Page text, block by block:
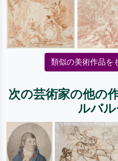
類似の美術作品を
次の芸術家の他の
ルバ